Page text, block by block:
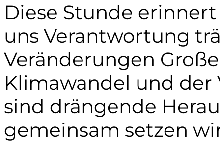
Diese Stunde
uns Verantwortung
Veränderungen
Klimawandel und
sind drängende
gemeinsam setzen